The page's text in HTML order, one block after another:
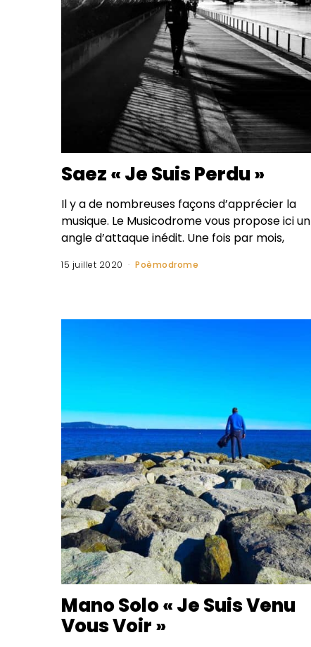
Saez « Je Suis Perdu »
Il y a de nombreuses façons d’apprécier la
musique. Le Musicodrome vous propose ici un
angle d’attaque inédit. Une fois par mois,
15 juillet 2020 Poèmodrome
Mano Solo « Je Suis Venu
Vous Voir »